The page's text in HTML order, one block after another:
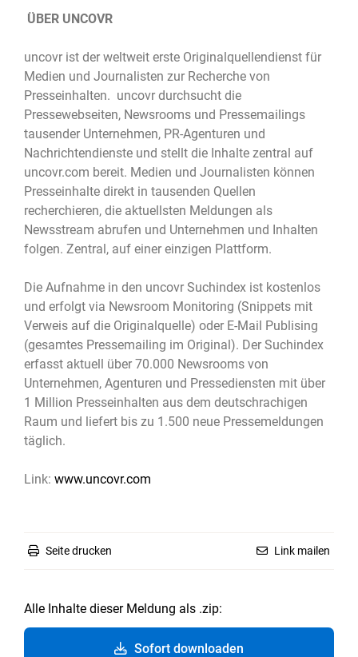
ÜBER UNCOVR
uncovr ist der weltweit erste Originalquellendienst für
Medien und Journalisten zur Recherche von
Presseinhalten. uncovr durchsucht die
Pressewebseiten, Newsrooms und Pressemailings
tausender Unternehmen, PR-Agenturen und
Nachrichtendienste und stellt die Inhalte zentral auf
uncovr.com bereit. Medien und Journalisten können
Presseinhalte direkt in tausenden Quellen
recherchieren, die aktuellsten Meldungen als
Newsstream abrufen und Unternehmen und Inhalten
folgen. Zentral, auf einer einzigen Plattform.
Die Aufnahme in den uncovr Suchindex ist kostenlos
und erfolgt via Newsroom Monitoring (Snippets mit
Verweis auf die Originalquelle) oder E-Mail Publising
(gesamtes Pressemailing im Original). Der Suchindex
erfasst aktuell über 70.000 Newsrooms von
Unternehmen, Agenturen und Pressediensten mit über
1 Million Presseinhalten aus dem deutschrachigen
Raum und liefert bis zu 1.500 neue Pressemeldungen
täglich.
Link: www.uncovr.com
Seite drucken Link mailen
Alle Inhalte dieser Meldung als .zip:
Sofort downloaden